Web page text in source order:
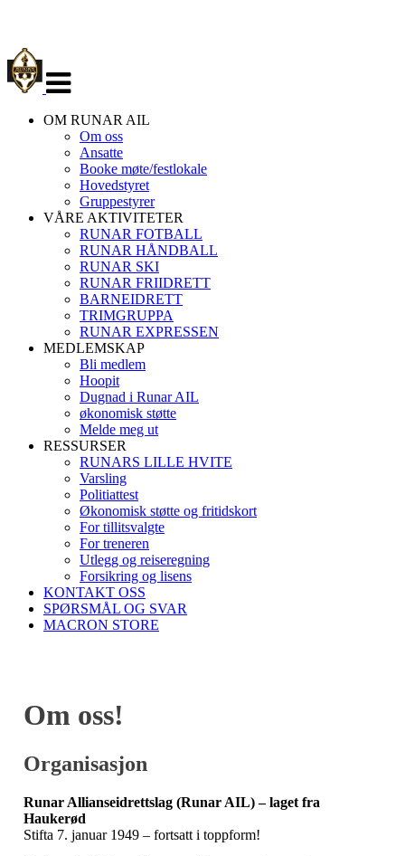
navigasjon
OM RUNAR AIL
Om oss
Ansatte
Booke møte/festlokale
Hovedstyret
Gruppestyrer
VÅRE AKTIVITETER
RUNAR FOTBALL
RUNAR HÅNDBALL
RUNAR SKI
RUNAR FRIIDRETT
BARNEIDRETT
TRIMGRUPPA
RUNAR EXPRESSEN
MEDLEMSKAP
Bli medlem
Hoopit
Dugnad i Runar AIL
økonomisk støtte
Melde meg ut
RESSURSER
RUNARS LILLE HVITE
Varsling
Politiattest
Økonomisk støtte og fritidskort
For tillitsvalgte
For treneren
Utlegg og reiseregning
Forsikring og lisens
KONTAKT OSS
SPØRSMÅL OG SVAR
MACRON STORE
Om oss!
Organisasjon
Runar Allianseidrettslag (Runar AIL) – laget fra
Haukerød
Stifta 7. januar 1949 – fortsatt i toppform!